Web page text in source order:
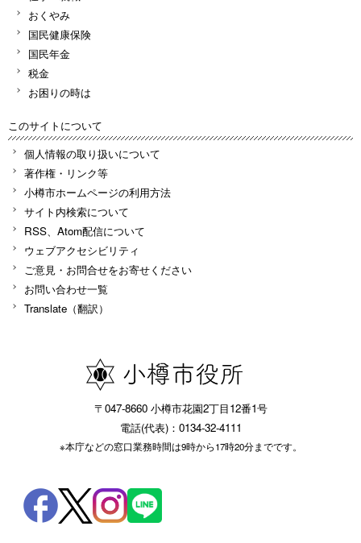
おくやみ
国民健康保険
国民年金
税金
お困りの時は
このサイトについて
個人情報の取り扱いについて
著作権・リンク等
小樽市ホームページの利用方法
サイト内検索について
RSS、Atom配信について
ウェブアクセシビリティ
ご意見・お問合せをお寄せください
お問い合わせ一覧
Translate（翻訳）
〒047-8660 小樽市花園2丁目12番1号
電話(代表)：0134-32-4111
※本庁などの窓口業務時間は9時から17時20分までです。